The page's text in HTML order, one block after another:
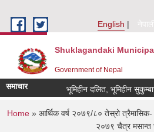
English
नेपाली
Shuklagandaki
Government of Nepal
समाचार भूमिहीन दलित, भूमिहीन
You are here
Home » आर्थिक वर्ष २०७९/८० तेस्रो
२०७९ चैत्र मसान्त